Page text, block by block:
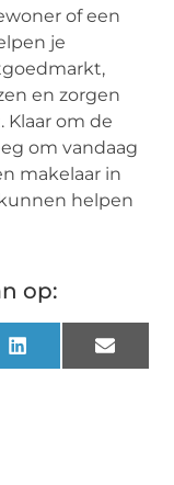
of een
je
en zorgen
Klaar om de
om vandaag
makelaar in
helpen
op:
LinkedIn Email